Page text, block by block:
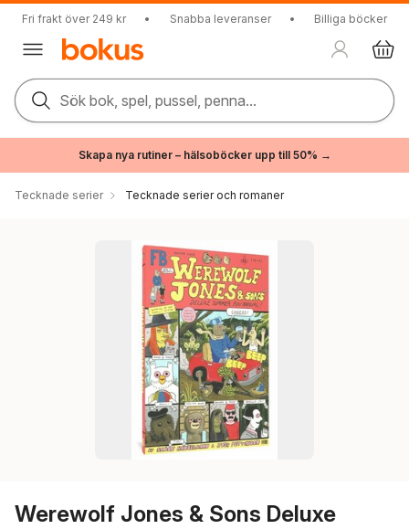
Fri frakt över 249 kr • Snabba leveranser • Billiga böcker
Sök bok, spel, pussel, penna...
Skapa nya rutiner – hälsoböcker upp till 50% →
Tecknade serier Tecknade serier och romaner
Werewolf Jones & Sons Deluxe